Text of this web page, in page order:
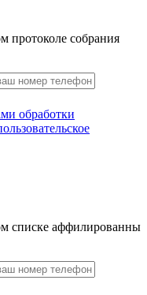
протоколе собрания
обработки
списке аффилированны